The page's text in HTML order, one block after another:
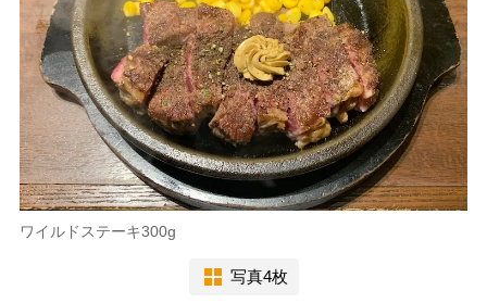
ワイルドステーキ300g
写真4枚